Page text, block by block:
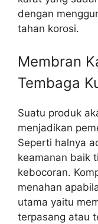
dengan
tahan korosi.
Membran
Tembaga
Suatu produk
menjadikan
Seperti halnya
keamanan baik
kebocoran.
menahan
utama yaitu
terpasang atau